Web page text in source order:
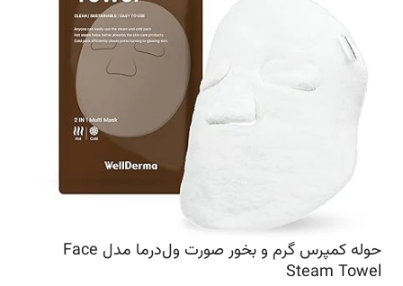
حوله کمپرس گرم و بخور صورت ول‌درما مدل Face
Steam Towel